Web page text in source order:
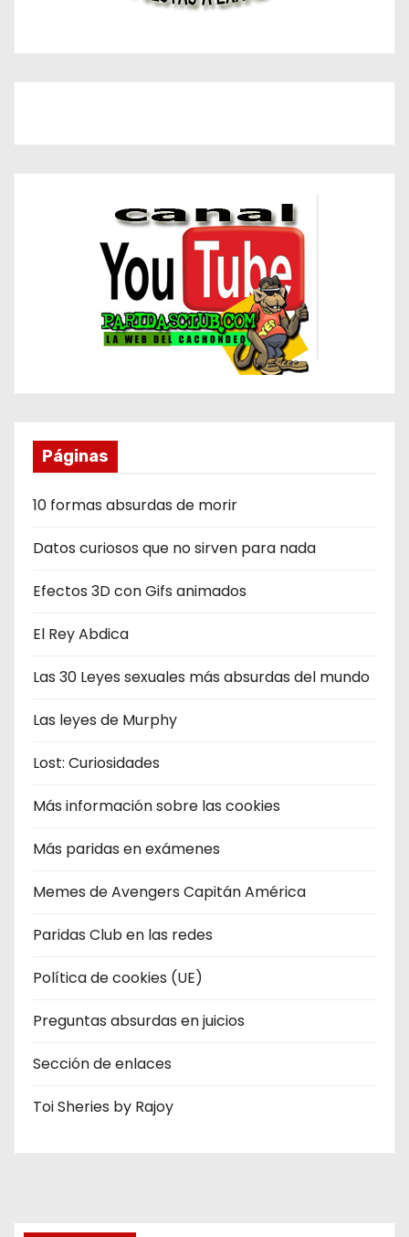
Páginas
10 formas absurdas de morir
Datos curiosos que no sirven para nada
Efectos 3D con Gifs animados
El Rey Abdica
Las 30 Leyes sexuales más absurdas del mundo
Las leyes de Murphy
Lost: Curiosidades
Más información sobre las cookies
Más paridas en exámenes
Memes de Avengers Capitán América
Paridas Club en las redes
Política de cookies (UE)
Preguntas absurdas en juicios
Sección de enlaces
Toi Sheries by Rajoy